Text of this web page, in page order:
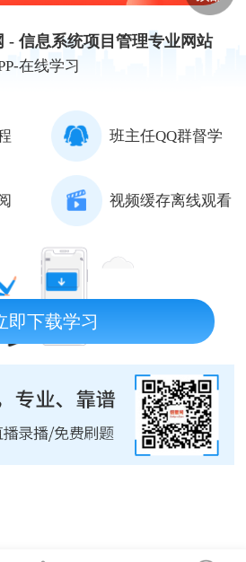
- 信息系统项目管理专业网站
在线学习
班主任QQ群督学
视频缓存离线观看
即下载学习